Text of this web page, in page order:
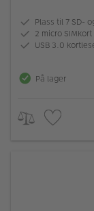
Plass til 7 SD-
2 micro
USB 3.0
På lager